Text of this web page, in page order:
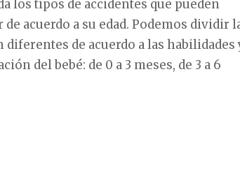
los tipos de accidentes que pueden
acuerdo a su edad. Podemos dividir
de acuerdo a las habilidades
del bebé: de 0 a 3 meses, de 3 a 6